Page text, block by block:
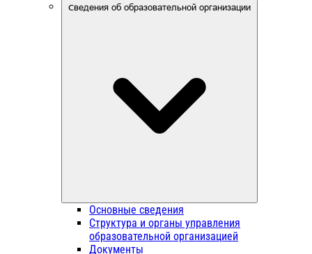
Сведения об образовательной организации
Основные сведения
Структура и органы управления
образовательной организацией
Документы